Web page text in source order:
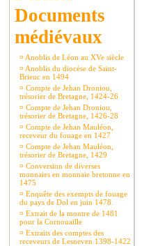
Documents
médiévaux
¤ Anoblis de Léon au XVe siècle
¤ Anoblis du diocèse de Saint-
Brieuc en 1494
¤ Compte de Jehan Droniou,
trésorier de Bretagne, 1424-26
¤ Compte de Jehan Droniou,
trésorier de Bretagne, 1426-28
¤ Compte de Jehan Mauléon,
receveur du fouage en 1427
¤ Compte de Jehan Mauléon,
trésorier de Bretagne, 1429
¤ Conversion de diverses
monnaies en monnaie bretonne en
1475
¤ Enquête des exempts de fouage
du pays de Dol en juin 1478.
¤ Extrait de la montre de 1481
pour la Cornouaille
¤ Extraits des comptes des
receveurs de Lesneven 1398-1422